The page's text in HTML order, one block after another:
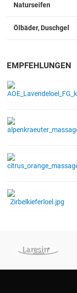
Naturseifen
Ölbäder, Duschgel
EMPFEHLUNGEN